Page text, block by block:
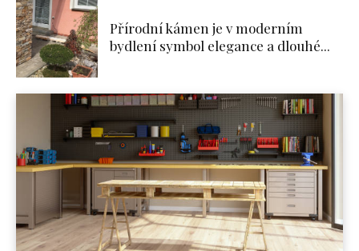
Přírodní kámen je v moderním
bydlení symbol elegance a dlouhé...